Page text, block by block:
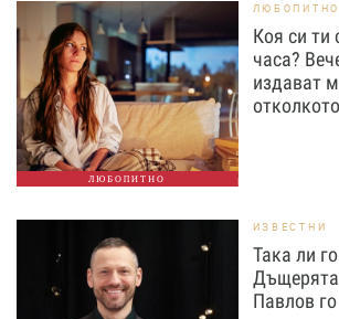
ЛЮБОПИТНО
ЛЮБОПИТНО
Коя си ти
часа?
издават
ИЗВЕСТНИ
Така ли
Павлов